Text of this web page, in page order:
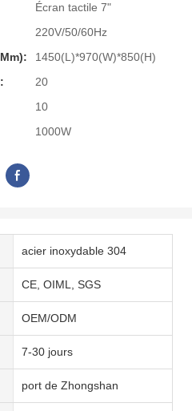
Écran tactile 7"
220V/50/60Hz
1450(L)*970(W)*850(H)
20
10
1000W
acier inoxydable 304
CE, OIML, SGS
OEM/ODM
7-30 jours
port de Zhongshan